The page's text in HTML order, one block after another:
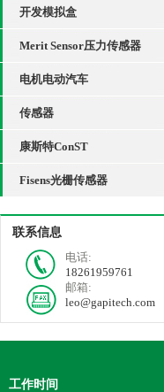
开发模拟盒
Merit Sensor压力传感器
电机电动汽车
传感器
康斯特ConST
Fisens光栅传感器
联系信息
电话:
18261959761
邮箱:
leo@gapitech.com
工作时间